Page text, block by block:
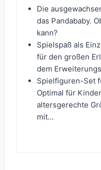
Die
das Pandababy.
kann?
Spielspaß als
für den großen
dem
Spielfiguren-Set
Optimal für
altersgerechte
mit...